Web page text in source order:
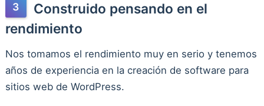
Construido pensando en el
rendimiento
Nos tomamos el rendimiento muy en serio y tenemos
años de experiencia en la creación de software para
sitios web de WordPress.